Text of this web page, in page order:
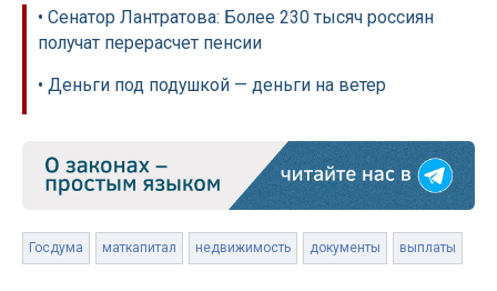
• Сенатор Лантратова: Более 230 тысяч россиян
получат перерасчет пенсии
• Деньги под подушкой — деньги на ветер
Госдума маткапитал недвижимость документы выплаты